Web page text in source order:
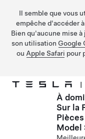
Il semble que vous
empêche d'accéder
Bien qu'aucune mise
son utilisation Google
ou Apple Safari pour
Passer au contenu principal
|
À
Sur la
Model